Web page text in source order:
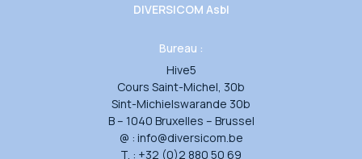
DIVERSICOM Asbl
Bureau :
Hive5
Cours Saint-Michel, 30b
Sint-Michielswarande 30b
B – 1040 Bruxelles – Brussel
@ : info@diversicom.be
T. : +32 (0)2 880 50 69